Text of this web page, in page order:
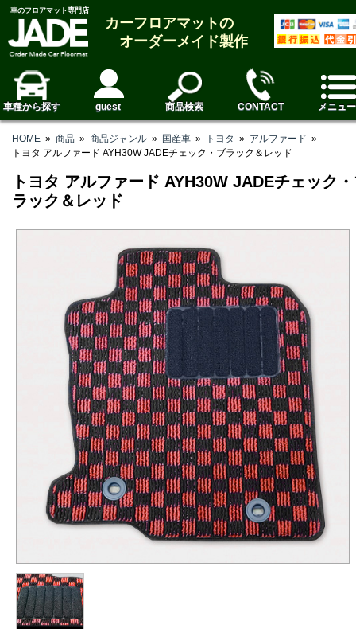
車のフロアマット専門店
カーフロアマットの
オーダーメイド製作
車種から探す guest 商品検索 CONTACT メニュー
HOME » 商品 » 商品ジャンル » 国産車 » トヨタ » アルファード »
トヨタ アルファード AYH30W JADEチェック・ブラック＆レッド
トヨタ アルファード AYH30W JADEチェック
ラック＆レッド